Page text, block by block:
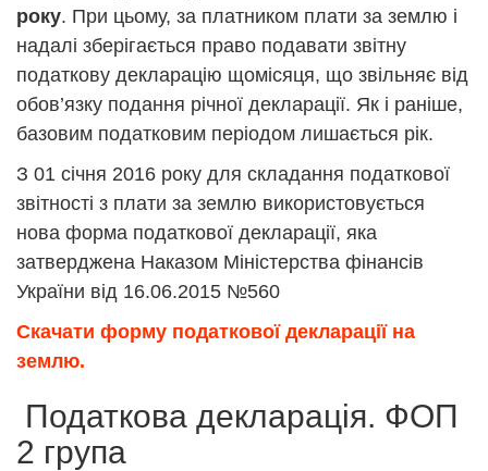
року. При цьому, за платником плати за землю і
надалі зберігається право подавати звітну
податкову декларацію щомісяця, що звільняє від
обов’язку подання річної декларації. Як і раніше,
базовим податковим періодом лишається рік.
З 01 січня 2016 року для складання податкової
звітності з плати за землю використовується
нова форма податкової декларації, яка
затверджена Наказом Міністерства фінансів
України від 16.06.2015 №560
Скачати форму податкової декларації на
землю.
Податкова декларація. ФОП
2 група